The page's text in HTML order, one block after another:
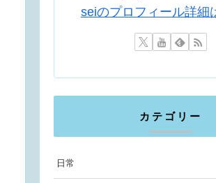
seiのプロフィール詳細
カテゴリー
日常